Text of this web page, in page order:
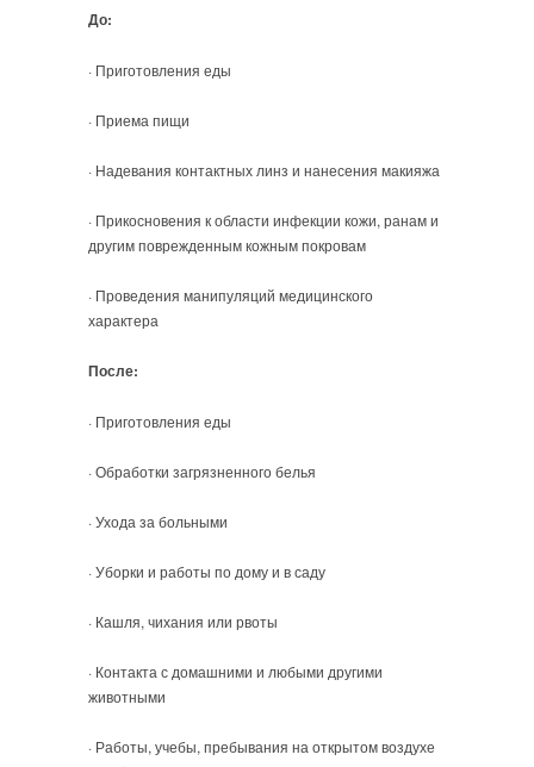
До:
· Приготовления еды
· Приема пищи
· Надевания контактных линз и нанесения макияжа
· Прикосновения к области инфекции кожи, ранам и
другим поврежденным кожным покровам
· Проведения манипуляций медицинского
характера
После:
· Приготовления еды
· Обработки загрязненного белья
· Ухода за больными
· Уборки и работы по дому и в саду
· Кашля, чихания или рвоты
· Контакта с домашними и любыми другими
животными
· Работы, учебы, пребывания на открытом воздухе